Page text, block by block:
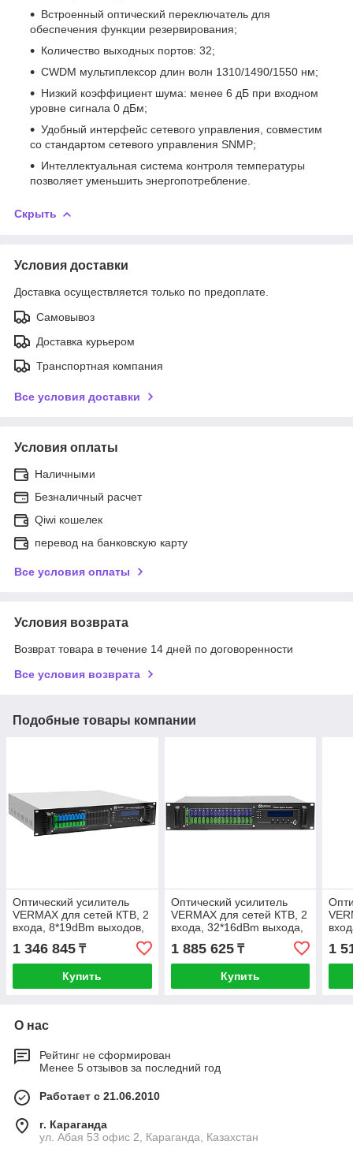
Встроенный оптический переключатель для
обеспечения функции резервирования;
Количество выходных портов: 32;
CWDM мультиплексор длин волн 1310/1490/1550 нм;
Низкий коэффициент шума: менее 6 дБ при входном
уровне сигнала 0 дБм;
Удобный интерфейс сетевого управления, совместим
со стандартом сетевого управления SNMP;
Интеллектуальная система контроля температуры
позволяет уменьшить энергопотребление.
Скрыть
Условия доставки
Доставка осуществляется только по предоплате.
Самовывоз
Доставка курьером
Транспортная компания
Все условия доставки
Условия оплаты
Наличными
Безналичный расчет
Qiwi кошелек
перевод на банковскую карту
Все условия оплаты
Условия возврата
Возврат товара в течение 14 дней по договоренности
Все условия возврата
Подобные товары компании
Оптический усилитель
VERMAX для сетей КТВ, 2
входа, 8*19dBm выходов,
WDM фильтр PON
1 346 845 ₸
Купить
Оптический усилитель
VERMAX для сетей КТВ, 2
входа, 32*16dBm выхода,
WDM фильтр PON
1 885 625₸
Купить
1
О нас
Рейтинг не сформирован
Менее 5 отзывов за последний год
Работает с 21.06.2010
г. Караганда
ул. Абая 53 офис 2, Караганда, Казахстан